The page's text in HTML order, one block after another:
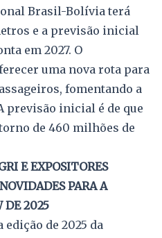
Brasil-Bolívia terá
e a previsão inicial
em 2027. O
uma nova rota para
fomentando a
previsão inicial é de que
de 460 milhões de
E EXPOSITORES
PARA A
DE 2025
edição de 2025 da